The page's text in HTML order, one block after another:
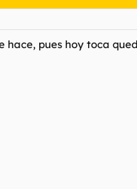
pues hoy toca